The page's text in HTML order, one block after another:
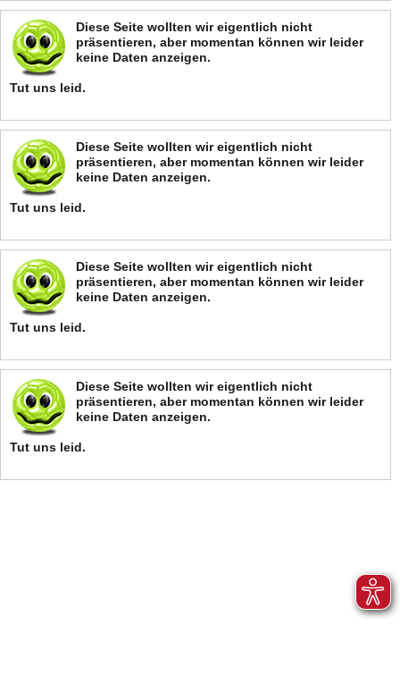
Diese Seite wollten wir eigentlich nicht
präsentieren, aber momentan können wir leider
keine Daten anzeigen.
Tut uns leid.
Diese Seite wollten wir eigentlich nicht
präsentieren, aber momentan können wir leider
keine Daten anzeigen.
Tut uns leid.
Diese Seite wollten wir eigentlich nicht
präsentieren, aber momentan können wir leider
keine Daten anzeigen.
Tut uns leid.
Diese Seite wollten wir eigentlich nicht
präsentieren, aber momentan können wir leider
keine Daten anzeigen.
Tut uns leid.